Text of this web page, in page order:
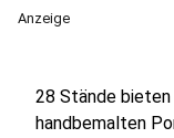
Anzeige
28 Stände
handbemalten